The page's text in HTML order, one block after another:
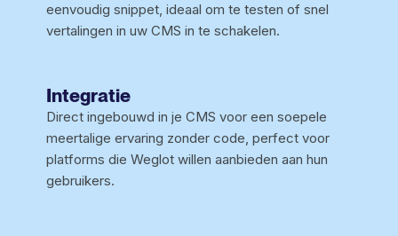
eenvoudig snippet, ideaal om te testen of snel
vertalingen in uw CMS in te schakelen.
Integratie
Direct ingebouwd in je CMS voor een soepele
meertalige ervaring zonder code, perfect voor
platforms die Weglot willen aanbieden aan hun
gebruikers.